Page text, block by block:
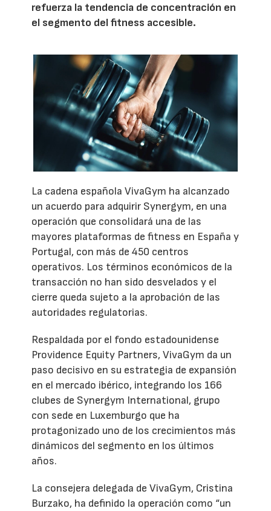
refuerza la tendencia de concentración en
el segmento del fitness accesible.
La cadena española VivaGym ha alcanzado
un acuerdo para adquirir Synergym, en una
operación que consolidará una de las
mayores plataformas de fitness en España y
Portugal, con más de 450 centros
operativos. Los términos económicos de la
transacción no han sido desvelados y el
cierre queda sujeto a la aprobación de las
autoridades regulatorias.
Respaldada por el fondo estadounidense
Providence Equity Partners, VivaGym da un
paso decisivo en su estrategia de expansión
en el mercado ibérico, integrando los 166
clubes de Synergym International, grupo
con sede en Luxemburgo que ha
protagonizado uno de los crecimientos más
dinámicos del segmento en los últimos
años.
La consejera delegada de VivaGym, Cristina
Burzako, ha definido la operación como “un